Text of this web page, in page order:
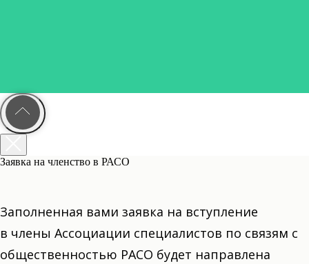
Заявка на членство в РАСО
Заполненная вами заявка на вступление
в члены Ассоциации специалистов по связям с
общественностью РАСО будет направлена